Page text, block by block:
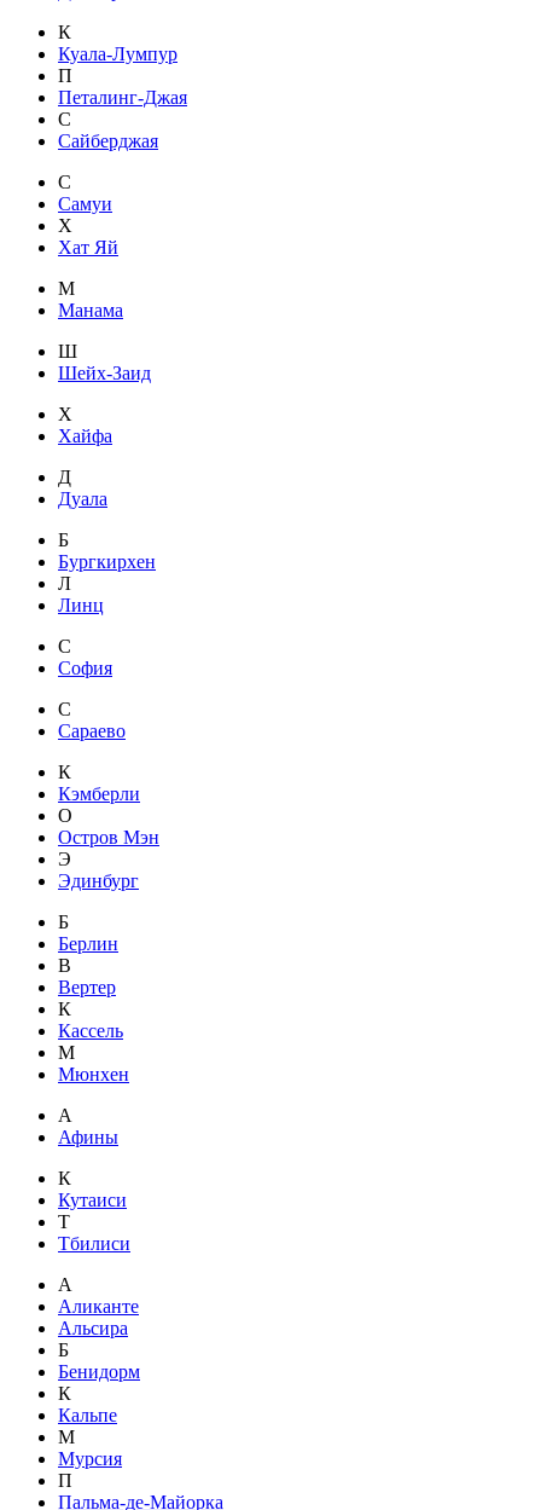
К
Куала-Лумпур
П
Петалинг-Джая
С
Сайберджая
С
Самуи
Х
Хат Яй
М
Манама
Ш
Шейх-Заид
Х
Хайфа
Д
Дуала
Б
Бургкирхен
Л
Линц
С
София
С
Сараево
К
Кэмберли
О
Остров Мэн
Э
Эдинбург
Б
Берлин
В
Вертер
К
Кассель
М
Мюнхен
А
Афины
К
Кутаиси
Т
Тбилиси
А
Аликанте
Альсира
Б
Бенидорм
К
Кальпе
М
Мурсия
П
Пальма-де-Майорка